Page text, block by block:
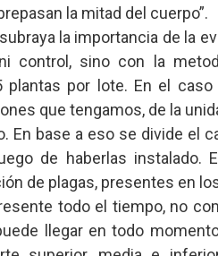
la mitad del cuerpo”.
la importancia de la
control, sino con la
plantas por lote. En el
que tengamos, de la
En base a eso se divide el
de haberlas instalado.
de plagas, presentes en
todo el tiempo, no
llegar en todo